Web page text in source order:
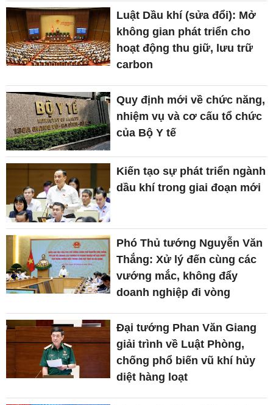
Luật Dầu khí (sửa đổi): Mở
không gian phát triển cho
hoạt động thu giữ, lưu trữ
carbon
Quy định mới về chức năng,
nhiệm vụ và cơ cấu tổ chức
của Bộ Y tế
Kiến tạo sự phát triển ngành
dầu khí trong giai đoạn mới
Phó Thủ tướng Nguyễn Văn
Thắng: Xử lý đến cùng các
vướng mắc, không đẩy
doanh nghiệp đi vòng
Đại tướng Phan Văn Giang
giải trình về Luật Phòng,
chống phổ biến vũ khí hủy
diệt hàng loạt